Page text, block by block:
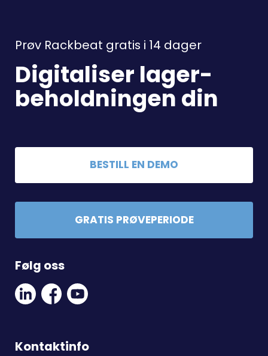
Prøv Rackbeat gratis i 14 dager
Digitaliser lager-
beholdningen din
BESTILL EN DEMO
GRATIS PRØVEPERIODE
Følg oss
Linkedin
Social
Link
Facebook
Social
Link
Youtube
Link
Kontaktinfo